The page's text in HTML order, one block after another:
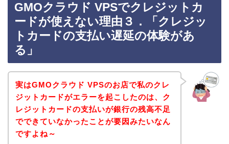
GMOクラウド VPSでクレジットカ
ードが使えない理由３．「クレジッ
トカードの支払い遅延の体験があ
る」
実はGMOクラウド VPSのお店で私のクレ
ジットカードがエラーを起こしたのは、ク
レジットカードの支払いが銀行の残高不足
でできていなかったことが要因みたいなん
ですよね～